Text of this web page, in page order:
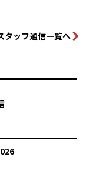
タッフ通信一覧へ